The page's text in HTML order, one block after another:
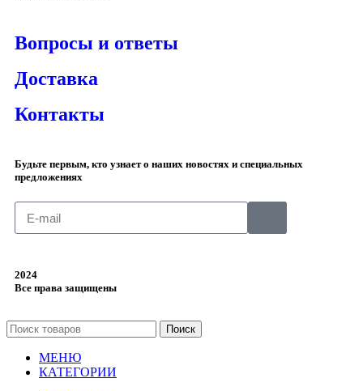
Вопросы и ответы
Доставка
Контакты
Будьте первым, кто узнает о наших новостях и специальных
предложениях
2024
Все права защищены
Поиск
МЕНЮ
КАТЕГОРИИ